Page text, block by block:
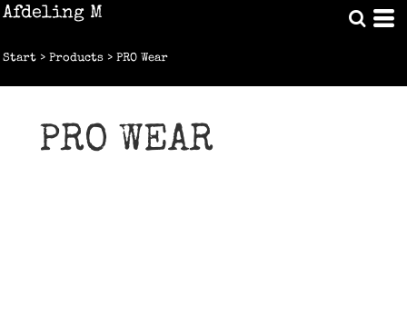
Afdeling M
Start > Products > PRO Wear
PRO WEAR